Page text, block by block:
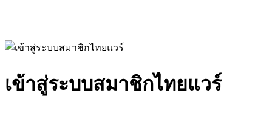
เข้าสู่ระบบสมาชิกไทยแวร์